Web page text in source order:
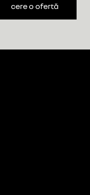
cere o ofertă